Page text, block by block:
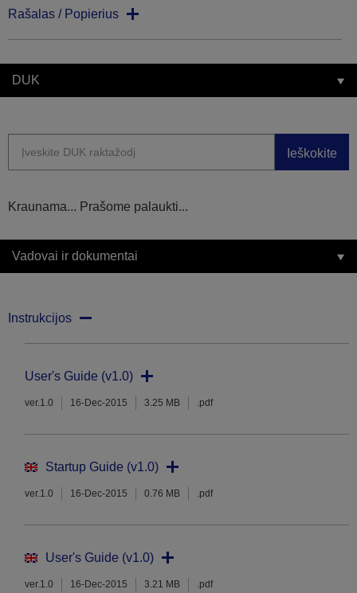
Rašalas / Popierius
DUK
Ieškokite
Kraunama... Prašome palaukti...
Vadovai ir dokumentai
Instrukcijos
User's Guide (v1.0)
ver.1.0 16-Dec-2015 3.25 MB .pdf
Startup Guide (v1.0)
ver.1.0 16-Dec-2015 0.76 MB .pdf
User's Guide (v1.0)
ver.1.0 16-Dec-2015 3.21 MB .pdf